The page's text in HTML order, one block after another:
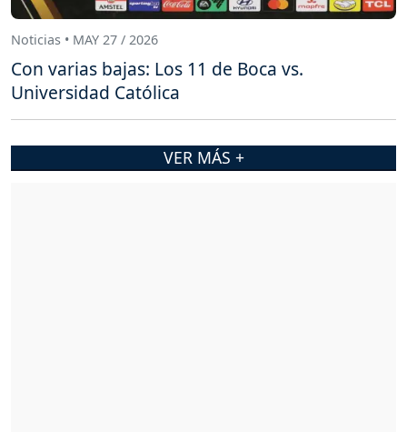
Noticias • MAY 27 / 2026
Con varias bajas: Los 11 de Boca vs.
Universidad Católica
VER MÁS +